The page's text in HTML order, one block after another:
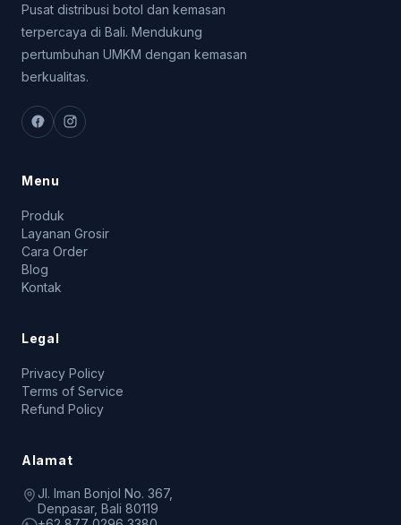
Pusat distribusi botol dan kemasan
terpercaya di Bali. Mendukung
pertumbuhan UMKM dengan kemasan
berkualitas.
Menu
Produk
Layanan Grosir
Cara Order
Blog
Kontak
Legal
Privacy Policy
Terms of Service
Refund Policy
Alamat
Jl. Iman Bonjol No. 367,
Denpasar, Bali 80119